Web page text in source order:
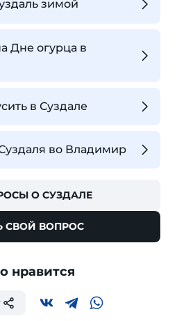
зимой
Дне огурца в
в Суздале
во Владимир
О СУЗДАЛЕ
СВОЙ ВОПРОС
нравится